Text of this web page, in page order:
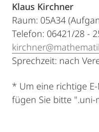
Klaus Kirchner
Raum: 05A34
Telefon: 06421/28 -
Sprechzeit: nach
* Um eine richtige
fügen Sie bitte